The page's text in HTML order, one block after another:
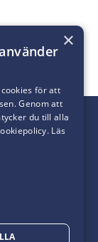
×
för att
Genom att
du till alla
Läs